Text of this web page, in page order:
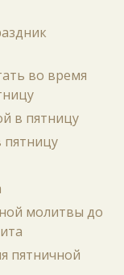
во время
в пятницу
пятницу
молитвы до
пятничной